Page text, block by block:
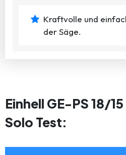
Kraftvolle und
der Säge.
Einhell GE-PS 18/
Solo Test: